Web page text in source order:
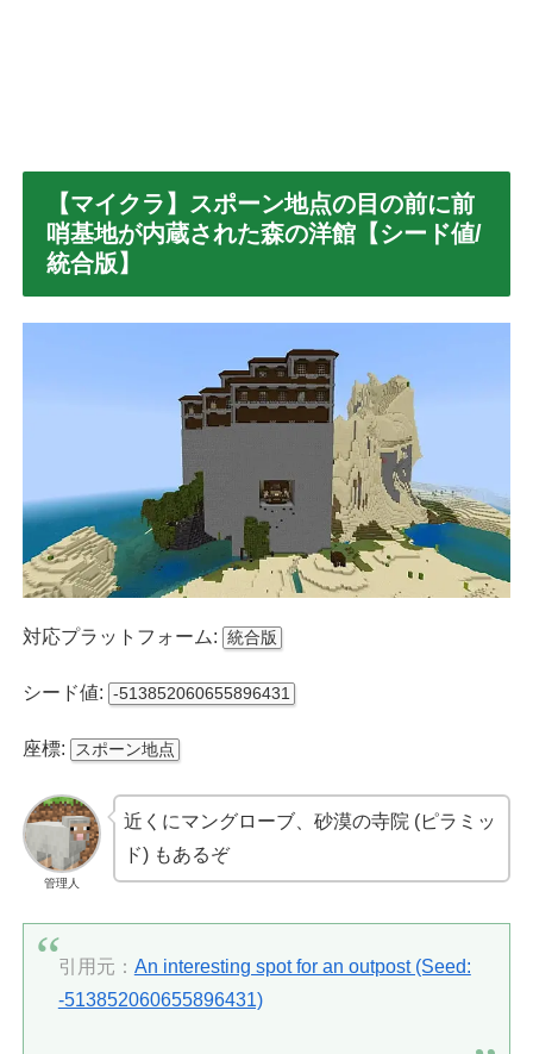
【マイクラ】スポーン地点の目の前に前
哨基地が内蔵された森の洋館【シード値/
統合版】
対応プラットフォーム: 統合版
シード値: -513852060655896431
座標: スポーン地点
管理人
近くにマングローブ、砂漠の寺院 (ピラミッ
ド) もあるぞ
引用元： An interesting spot for an outpost (Seed:
-513852060655896431)